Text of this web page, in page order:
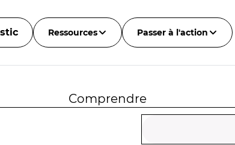
Ressources Passer à l'action
Comprendre